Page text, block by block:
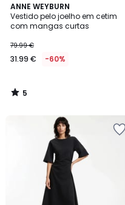
ANNE WEYBURN
Vestido pelo joelho em cetim
com mangas curtas
79.99 €
31.99 € -60%
5
/
5
5
/